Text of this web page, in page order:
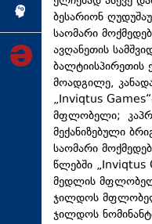
ინქვიზიცია
ბესარიონ
საომარი
ავღანეთის
ბალტიისპირეთის
მოადგილე,
„Inviqtus
მფლობელი;
მექანიზებული
საომარი
წლებში „Inviqtus
მედლის
ჯილდოს
ჯილდოს